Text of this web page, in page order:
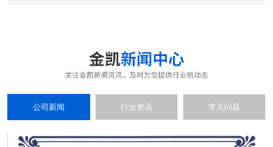
公司新闻 行业资讯 常见问题